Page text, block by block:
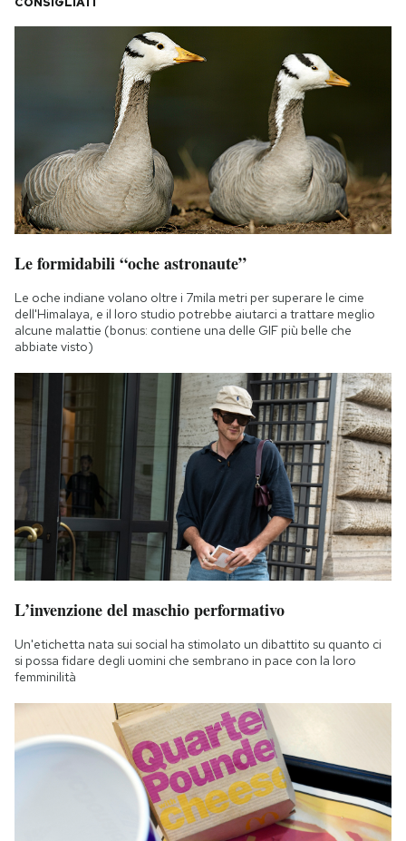
Le formidabili “oche astronaute”
Le oche indiane volano oltre i 7mila metri per superare le cime
dell'Himalaya, e il loro studio potrebbe aiutarci a trattare meglio
alcune malattie (bonus: contiene una delle GIF più belle che
abbiate visto)
L’invenzione del maschio performativo
Un'etichetta nata sui social ha stimolato un dibattito su quanto ci
si possa fidare degli uomini che sembrano in pace con la loro
femminilità